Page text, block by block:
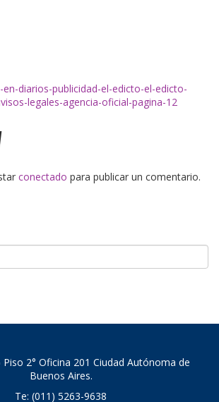
en-diarios-publicidad-el-edicto-el-edicto-
legales-agencia-oficial-pagina-12
conectado para publicar un comentario.
2° Oficina 201 Ciudad Autónoma de
Buenos Aires.
Te: (011) 5263-9638